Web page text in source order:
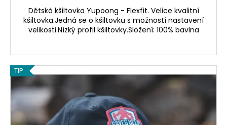
Dětská kšiltovka Yupoong - Flexfit. Velice kvalitní
kšiltovka.Jedná se o kšiltovku s možností nastavení
velikosti.Nízký profil kšiltovky.Složení: 100% bavlna
TIP